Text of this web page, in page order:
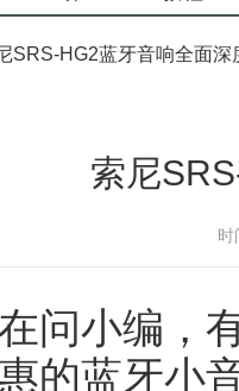
SRS-HG2蓝牙音响全面深
索尼
问小编，
的蓝牙小